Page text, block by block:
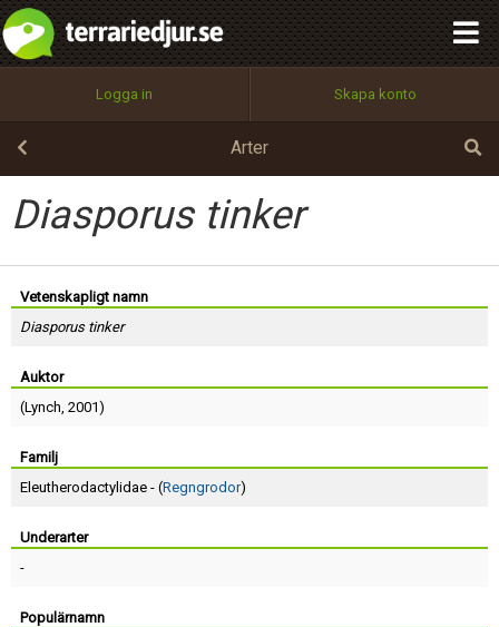
Logga in Skapa konto
Arter
Diasporus tinker
Vetenskapligt namn
Diasporus tinker
Auktor
(Lynch, 2001)
Familj
Eleutherodactylidae - (Regngrodor)
Underarter
-
Populärnamn
Utför
100%
OK
integritetspolicy
Namn:
Epost:
Användarnamn:
Lösenord:
Terms of Service
Skapa konto
Begär nytt lösenord
Tillbaka till förstasidan